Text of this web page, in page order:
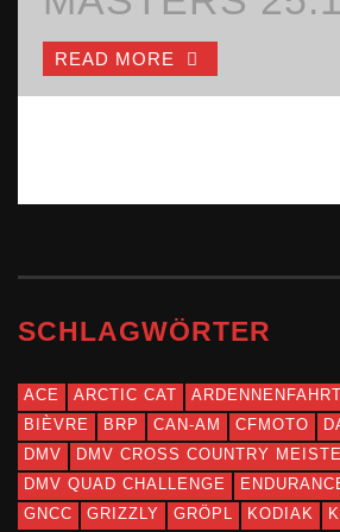
ELECTRIC 2026
READ MORE
3.MAI
LEEB WIRD
GENERATION
START
SCHLAGWÖRTER
ACE ARCTIC CAT ARDENNENFAHRT
BIÈVRE
BRP CAN-AM CFMOTO
DMV
DMV CROSS COUNTRY
DMV QUAD CHALLENGE
GNCC
GRIZZLY GRÖPL KODIAK